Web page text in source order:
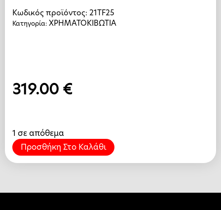
Κωδικός προϊόντος: 21TF25
Κατηγορία: ΧΡΗΜΑΤΟΚΙΒΩΤΙΑ
319.00 €
1 σε απόθεμα
Προσθήκη Στο Καλάθι